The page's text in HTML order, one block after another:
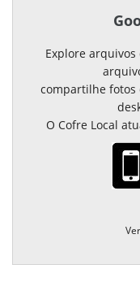
Explore
compartilhe fotos
O Cofre Local